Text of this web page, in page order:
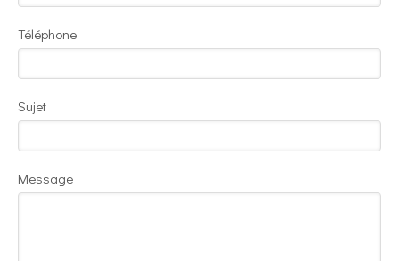
Téléphone
Sujet
Message